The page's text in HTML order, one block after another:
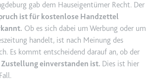
HTTP-Cookie
Wird verwendet, um die Effizienz
gab dem Hauseigentümer Recht. Der
ist für kostenlose Handzettel
Ob es sich dabei um Werbung oder um
handelt, ist nach Meinung des
Es kommt entscheidend darauf an, ob der
Zustellung einverstanden ist. Dies ist hier